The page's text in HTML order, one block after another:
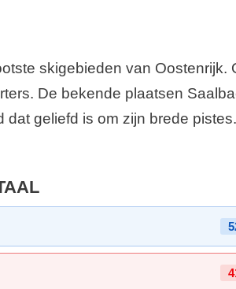
skigebieden van Oostenrijk.
De bekende plaatsen
geliefd is om zijn brede pistes.